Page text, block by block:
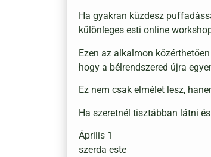
Ha gyakran küzdesz
különleges esti online
Ezen az alkalmon
hogy a bélrendszered újra
Ez nem csak elmélet lesz,
Ha szeretnél tisztábban látni
Április 1
szerda este